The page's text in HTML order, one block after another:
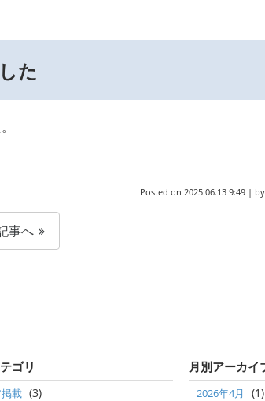
た
Posted on 2025.06.13 9:49 | by
事へ
ゴリ
載 (3)
月別アーカイ
2026年4月 (1)